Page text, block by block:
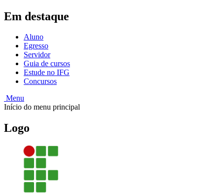
Em destaque
Aluno
Egresso
Servidor
Guia de cursos
Estude no IFG
Concursos
Menu
Início do menu principal
Logo